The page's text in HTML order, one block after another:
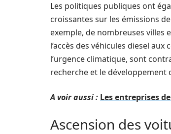
Les politiques publiques ont
croissantes sur les émissions
exemple, de nombreuses villes
l’accès des véhicules diesel
l’urgence climatique, sont
recherche et le développement
A voir aussi : Les entreprises
Ascension des